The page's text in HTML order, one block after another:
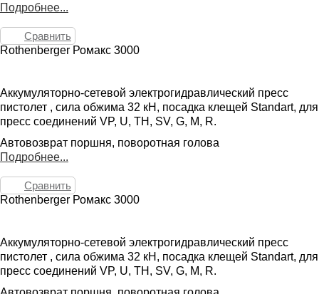
Подробнее...
Сравнить
Rothenberger Ромакс 3000
Аккумуляторно-сетевой электрогидравлический пресс
пистолет , сила обжима 32 кН, посадка клещей Standart, для
пресс соединений VP, U, TH, SV, G, M, R.
Автовозврат поршня, поворотная голова
Подробнее...
Сравнить
Rothenberger Ромакс 3000
Аккумуляторно-сетевой электрогидравлический пресс
пистолет , сила обжима 32 кН, посадка клещей Standart, для
пресс соединений VP, U, TH, SV, G, M, R.